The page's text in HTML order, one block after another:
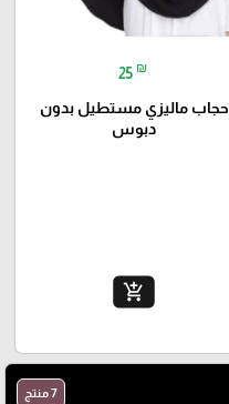
25 ₪
حجاب ماليزي مستطيل بدون
دبوس
add_shopping_cart
7 منتج